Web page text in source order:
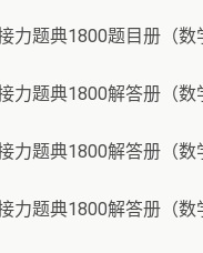
力题典1800题目册（数
力题典1800解答册（数
力题典1800解答册（数
力题典1800解答册（数